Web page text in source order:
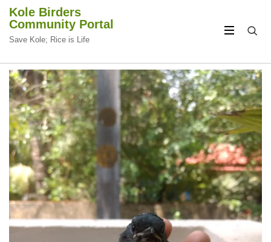
Kole Birders
Community Portal
Save Kole; Rice is Life
CIRCULAR
FOCUS
CIRCULAR
FOCUS